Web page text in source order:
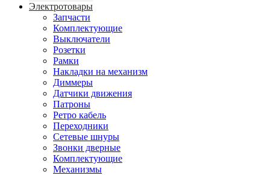
Электротовары
Запчасти
Комплектующие
Выключатели
Розетки
Рамки
Накладки на механизм
Диммеры
Датчики движения
Патроны
Ретро кабель
Переходники
Сетевые шнуры
Звонки дверные
Комплектующие
Механизмы